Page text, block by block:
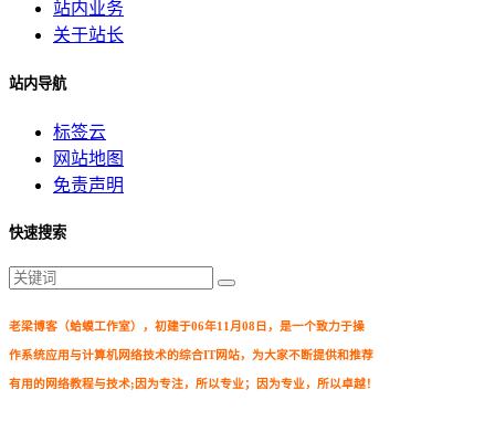
站内业务
关于站长
站内导航
标签云
网站地图
免责声明
快速搜索
老梁博客（蛤蟆工作室），初建于06年11月08日，是一个致力于操
作系统应用与计算机网络技术的综合IT网站，为大家不断提供和推荐
有用的网络教程与技术;因为专注，所以专业；因为专业，所以卓越！